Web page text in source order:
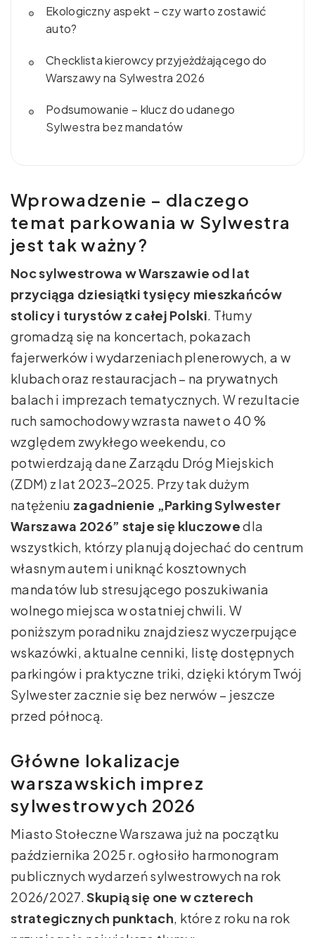
Ekologiczny aspekt – czy warto zostawić
auto?
Checklista kierowcy przyjeżdżającego do
Warszawy na Sylwestra 2026
Podsumowanie – klucz do udanego
Sylwestra bez mandatów
Wprowadzenie – dlaczego
temat parkowania w Sylwestra
jest tak ważny?
Noc sylwestrowa w Warszawie od lat
przyciąga dziesiątki tysięcy mieszkańców
stolicy i turystów z całej Polski. Tłumy
gromadzą się na koncertach, pokazach
fajerwerków i wydarzeniach plenerowych, a w
klubach oraz restauracjach – na prywatnych
balach i imprezach tematycznych. W rezultacie
ruch samochodowy wzrasta nawet o 40 %
względem zwykłego weekendu, co
potwierdzają dane Zarządu Dróg Miejskich
(ZDM) z lat 2023–2025. Przy tak dużym
natężeniu zagadnienie „Parking Sylwester
Warszawa 2026” staje się kluczowedla
wszystkich, którzy planują dojechać do centrum
własnym autem i uniknąć kosztownych
mandatów lub stresującego poszukiwania
wolnego miejsca w ostatniej chwili. W
poniższym poradniku znajdziesz wyczerpujące
wskazówki, aktualne cenniki, listę dostępnych
parkingów i praktyczne triki, dzięki którym Twój
Sylwester zacznie się bez nerwów – jeszcze
przed północą.
Główne lokalizacje
warszawskich imprez
sylwestrowych 2026
Miasto Stołeczne Warszawa już na początku
października 2025 r. ogłosiło harmonogram
publicznych wydarzeń sylwestrowych na rok
2026/2027.Skupią się one w czterech
strategicznych punktach, które z roku na rok